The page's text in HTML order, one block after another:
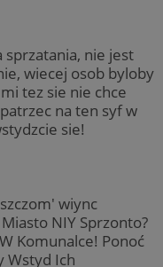
sprzatania, nie jest
wiecej osob byloby
tez sie nie chce
na ten syf w
sie!
wiync
NIY Sprzonto?
Komunalce! Ponoć
Wstyd Ich